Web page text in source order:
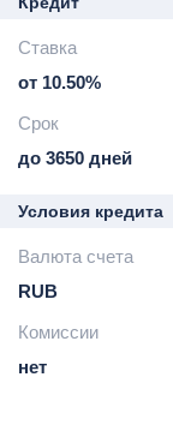
Ставка
от 10.50%
Срок
до 3650 дней
Условия кредита
Валюта счета
RUB
Комиссии
нет